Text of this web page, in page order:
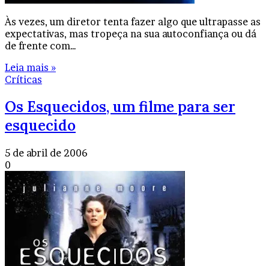
Às vezes, um diretor tenta fazer algo que ultrapasse as
expectativas, mas tropeça na sua autoconfiança ou dá
de frente com…
Leia mais »
Críticas
Os Esquecidos, um filme para ser
esquecido
5 de abril de 2006
0